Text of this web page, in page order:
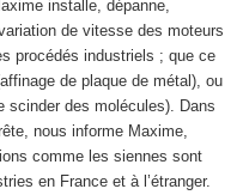
installe, dépanne,
de vitesse des moteurs
procédés industriels ; que ce
de plaque de métal), ou
scinder des molécules). Dans
nous informe Maxime,
comme les siennes sont
en France et à l’étranger.